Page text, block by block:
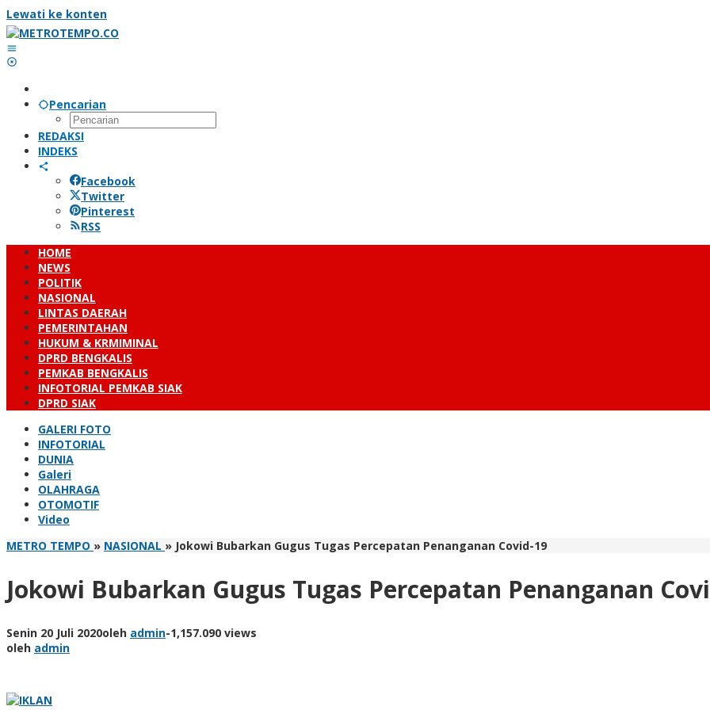
Lewati ke konten
Pencarian
REDAKSI
INDEKS
Facebook
Twitter
Pinterest
RSS
HOME
NEWS
POLITIK
NASIONAL
LINTAS DAERAH
PEMERINTAHAN
HUKUM & KRMIMINAL
DPRD BENGKALIS
PEMKAB BENGKALIS
INFOTORIAL PEMKAB SIAK
DPRD SIAK
GALERI FOTO
INFOTORIAL
DUNIA
Galeri
OLAHRAGA
OTOMOTIF
Video
METRO TEMPO » NASIONAL » Jokowi Bubarkan Gugus Tugas Percepatan Penanganan Covid-19
Jokowi Bubarkan Gugus Tugas Percepatan Penanganan
Senin 20 Juli 2020oleh admin-1,157.090 views
oleh admin